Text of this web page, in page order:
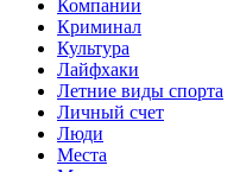
Компании
Криминал
Культура
Лайфхаки
Летние виды спорта
Личный счет
Люди
Места